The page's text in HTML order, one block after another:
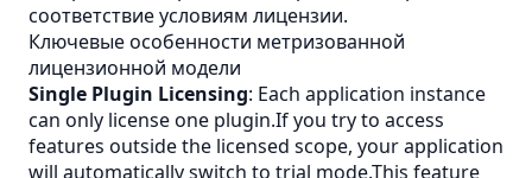
соответствие условиям лицензии.
Ключевые особенности метризованной
лицензионной модели
Single Plugin Licensing: Each application instance
can only license one plugin.If you try to access
features outside the licensed scope, your application
will automatically switch to trial mode.This feature